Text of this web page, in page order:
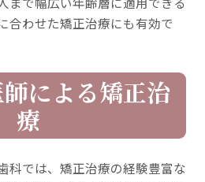
合わせた矯正治療にも有効で
による矯正治
療
科では、矯正治療の経験豊富な